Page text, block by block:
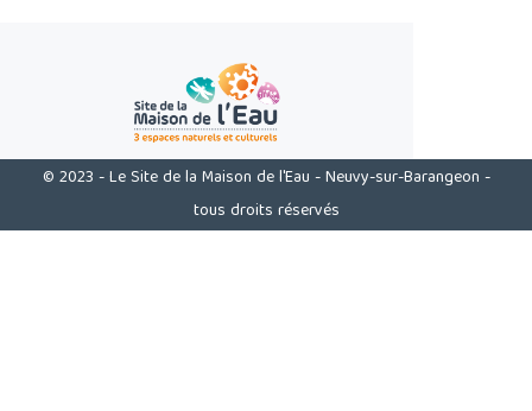
© 2023 - Le Site de la Maison de l'Eau - Neuvy-sur-Barangeon -
tous droits réservés